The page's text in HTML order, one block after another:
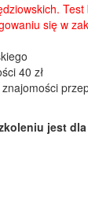
się w
40 zł
jest